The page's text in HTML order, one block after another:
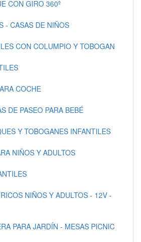
CON GIRO 360º
- CASAS DE NIÑOS
CON COLUMPIO Y TOBOGAN
COCHE
DE PASEO PARA BEBÉ
Y TOBOGANES INFANTILES
NIÑOS Y ADULTOS
NIÑOS Y ADULTOS - 12V -
PARA JARDÍN - MESAS PICNIC